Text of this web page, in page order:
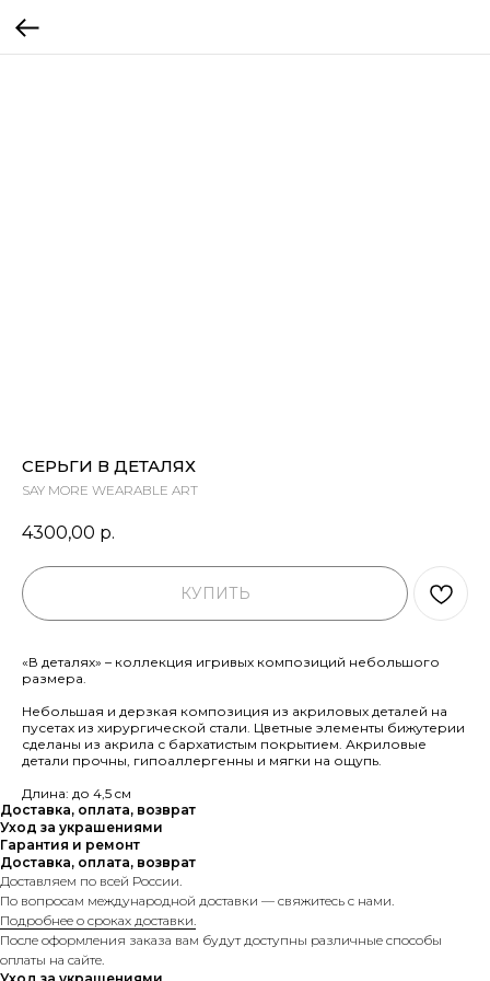
СЕРЬГИ В ДЕТАЛЯХ
SAY MORE WEARABLE ART
4300,00 р.
КУПИТЬ
«В деталях» – коллекция игривых композиций небольшого
размера.
Небольшая и дерзкая композиция из акриловых деталей на
пусетах из хирургической стали. Цветные элементы бижутерии
сделаны из акрила с бархатистым покрытием. Акриловые
детали прочны, гипоаллергенны и мягки на ощупь.
Длина: до 4,5 cм
Доставка, оплата, возврат
Уход за украшениями
Гарантия и ремонт
Доставка, оплата, возврат
Доставляем по всей России.
По вопросам международной доставки — свяжитесь с нами.
Подробнее о сроках доставки.
После оформления заказа вам будут доступны различные способы
оплаты на сайте.